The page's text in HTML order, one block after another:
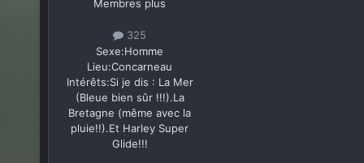
Membres plus
325
Sexe:Homme
Lieu:Concarneau
Intérêts:Si je dis : La Mer
(Bleue bien sûr !!!).La
Bretagne (même avec la
pluie!!).Et Harley Super
Glide!!!